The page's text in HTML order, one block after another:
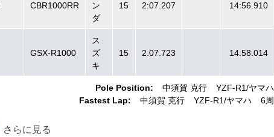
Pole Position: 中須賀 克行 YZF-R1 ヤマハ
Fastest Lap:
中須賀 克行 YZF-R1 ヤマハ 6周
CBR1000RR
ン
ダ
15 2:07.207 14:56.910
GSX-R1000
ス
ズ
キ
15 2:07.723 14:58.014
さらに見る